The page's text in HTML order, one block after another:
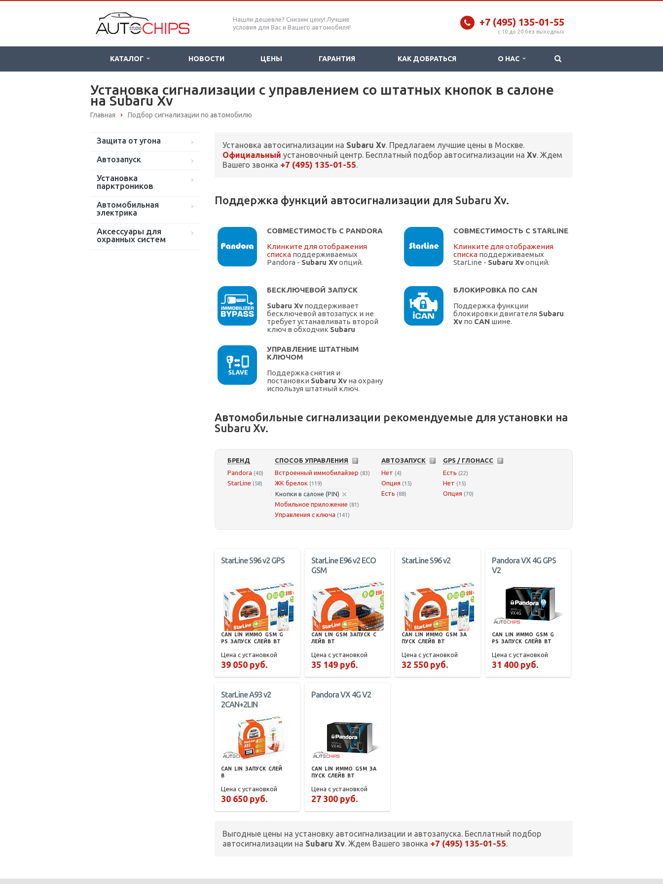
Нашли дешевле? Снизим цену! Лучшие
условия для Вас и Вашего автомобиля!
+7 (495) 135-01-55
c 10 до 20 без выходных
КАТАЛОГ НОВОСТИ ЦЕНЫ ГАРАНТИЯ КАК ДОБРАТЬСЯ О НАС
Установка сигнализации с управлением со штатных кнопок в салоне
на Subaru Xv
Главная Подбор сигнализации по автомобилю
Защита от угона
Автозапуск
Установка
парктроников
Автомобильная
электрика
Аксессуары для
охранных систем
Установка автосигнализации на Subaru Xv. Предлагаем лучшие цены в Москве.
Официальный установочный центр. Бесплатный подбор автосигнализации на Xv. Ждем
Вашего звонка +7 (495) 135-01-55.
Поддержка функций автосигнализации для Subaru Xv.
СОВМЕСТИМОСТЬ С PANDORA
Клинките для отображения
списка поддерживаемых
Pandora - Subaru Xvопций.
СОВМЕСТИМОСТЬ С STARLINE
Клинките для отображения
списка поддерживаемых
StarLine - Subaru Xvопций.
БЕСКЛЮЧЕВОЙ ЗАПУСК
Subaru Xv поддерживает
бесключевой автозапуск и не
требует устанавливать второй
ключ в обходчик Subaru
БЛОКИРОВКА ПО CAN
Поддержка функции
блокировки двигателя Subaru
Xv по CAN шине.
УПРАВЛЕНИЕ ШТАТНЫМ
КЛЮЧОМ
Поддержка снятия и
постановки Subaru Xv на охрану
используя штатный ключ.
Автомобильные сигнализации рекомендуемые для установки на
Subaru Xv.
БРЕНД
Pandora (40)
StarLine (58)
СПОСОБ УПРАВЛЕНИЯ
Встроенный иммобилайзер (83)
ЖК брелок (119)
Кнопки в салоне (PIN)
Мобильное приложение (81)
Управления с ключа (141)
АВТОЗАПУСК
Нет (4)
Опция (15)
Есть (88)
GPS / ГЛОНАСС
Есть (22)
Нет (15)
Опция (70)
StarLine S96 v2 GPS
CAN LIN ИММО GSM G
PS ЗАПУСК СЛЕЙВ BT
Цена с установкой
39 050 руб.
StarLine E96 v2 ECO
GSM
CAN LIN GSM ЗАПУСК С
ЛЕЙВ
BT
Цена с установкой
35 149 руб.
StarLine S96 v2
CAN LIN ИММО GSM ЗА
ПУСК СЛЕЙВ BT
Цена с установкой
32 550 руб.
Pandora VX 4G GPS
V2
CAN LIN ИММО GSM G
PS ЗАПУСК СЛЕЙВ BT
Цена с установкой
31 400 руб.
StarLine A93 v2
2CAN+2LIN
CAN LIN ЗАПУСК СЛЕЙ
В
Цена с установкой
30 650 руб.
Pandora VX 4G V2
CAN LIN ИММО GSM ЗА
ПУСК СЛЕЙВ BT
Цена с установкой
27 300 руб.
Выгодные цены на установку автосигнализации и автозапуска. Бесплатный подбор
автосигнализации на Subaru Xv. Ждем Вашего звонка +7 (495) 135-01-55.